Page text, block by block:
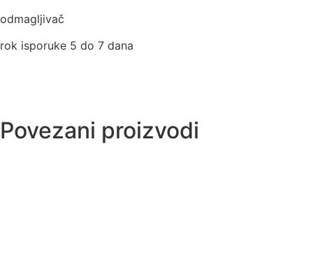
odmagljivač
rok isporuke 5 do 7 dana
Povezani proizvodi